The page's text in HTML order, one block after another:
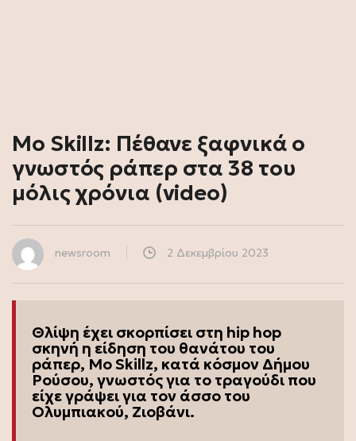
Mo Skillz: Πέθανε ξαφνικά ο
γνωστός ράπερ στα 38 του
μόλις χρόνια (video)
newsroom 2 Δεκεμβρίου 2023
Θλίψη έχει σκορπίσει στη hip hop
σκηνή η είδηση του θανάτου του
ράπερ, Mo Skillz, κατά κόσμον Δήμου
Ρούσου, γνωστός για το τραγούδι που
είχε γράψει για τον άσσο του
Ολυμπιακού, Ζιοβάνι.